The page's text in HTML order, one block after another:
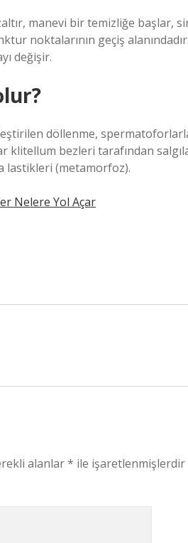
manevi bir temizliğe başlar,
noktalarının geçiş alanındadır.
değişir.
döllenme,
klitellum bezleri tarafından
lastikleri (metamorfoz).
Nelere Yol Açar
alanlar* ile işaretlenmişlerdir